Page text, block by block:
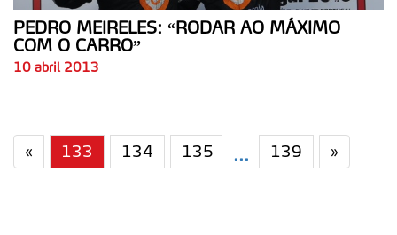
Realçamos que o bloqueio de certo tipo de Cookies e
tecnologias similares pode ter impacto na sua
experiência de navegação no Website e nos serviços
disponibilizados.
PEDRO MEIRELES: “RODAR AO MÁXIMO
COM O CARRO”
10 abril 2013
« 133 134 135 ... 139 »